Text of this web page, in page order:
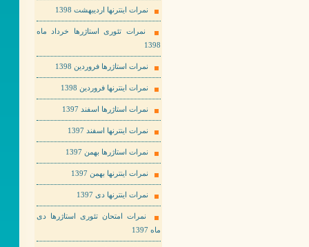
نمرات اینترنها اردیبهشت 1398
نمرات تئوری استاژرها خرداد ماه
1398
نمرات استاژرها فروردین 1398
نمرات اینترنها فروردین 1398
نمرات استاژرها اسفند 1397
نمرات اینترنها اسفند 1397
نمرات استاژرها بهمن 1397
نمرات اینترنها بهمن 1397
نمرات اینترنها دی 1397
نمرات امتحان تئوری استاژرها دی
ماه 1397